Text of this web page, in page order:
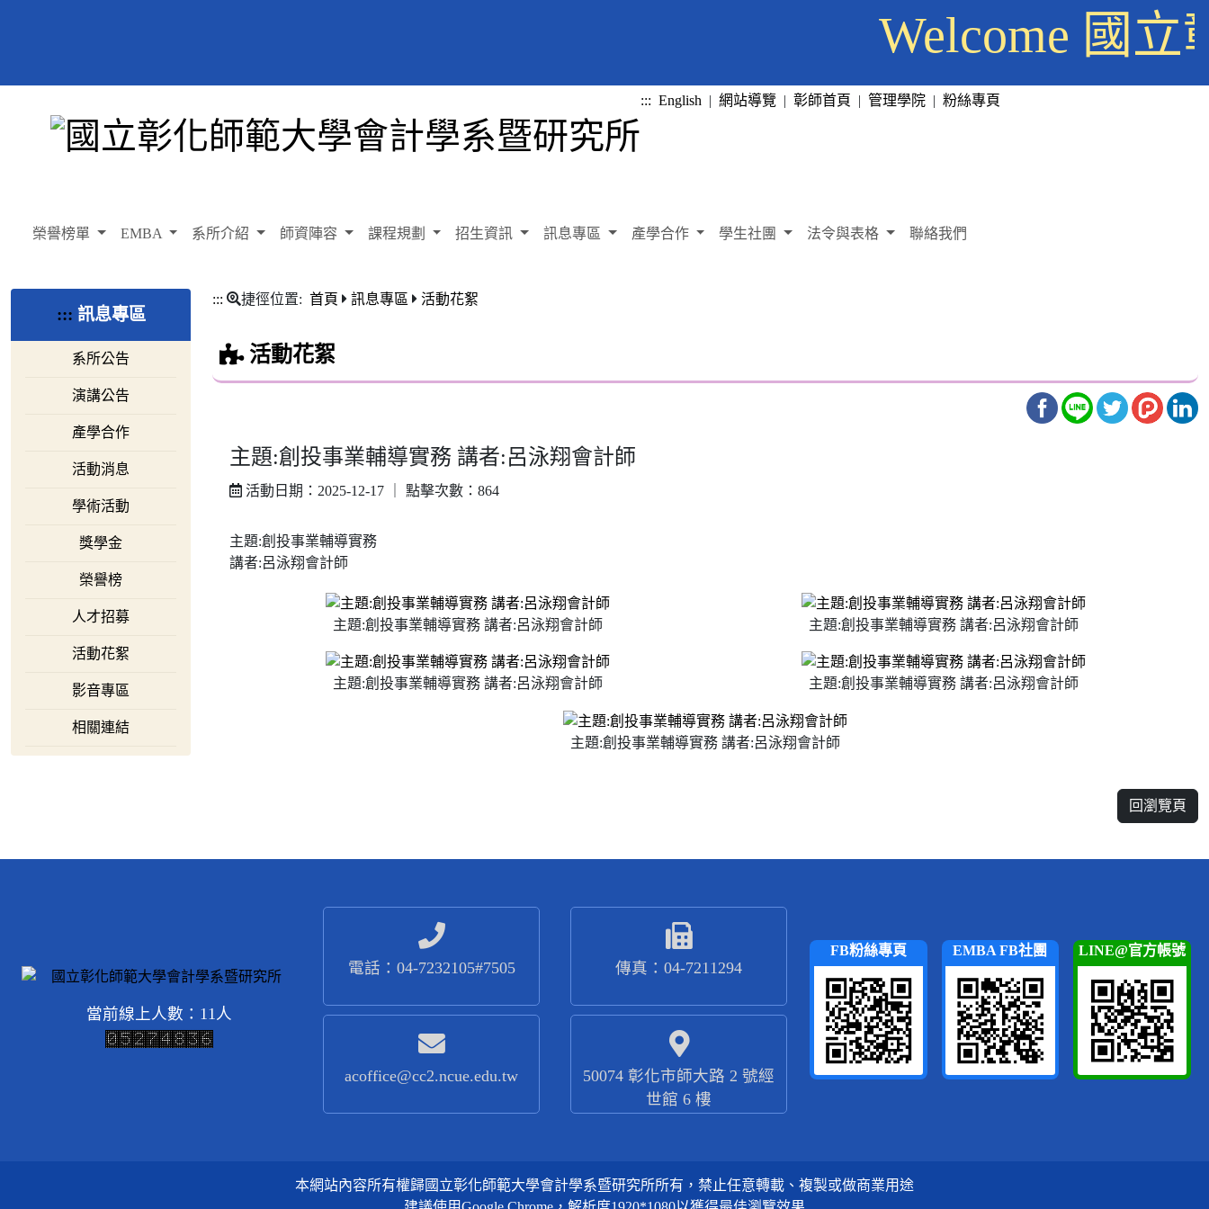
Welcome 國
::: English | 網站導覽 | 彰師首頁 | 管理學院 | 粉絲專頁
榮譽榜單 EMBA 系所介紹 師資陣容 課程規劃 招生資訊 訊息專區 產學合作 學生社團 法令與表格 聯絡我們
::: 訊息專區
系所公告
演講公告
產學合作
活動消息
學術活動
獎學金
榮譽榜
人才招募
活動花絮
影音專區
相關連結
::: 捷徑位置: 首頁 訊息專區 活動花絮
活動花絮
主題:創投事業輔導實務 講者:呂泳翔會計師
活動日期：2025-12-17 ｜ 點擊次數：864
主題:創投事業輔導實務
講者:呂泳翔會計師
主題:創投事業輔導實務 講者:呂泳翔會計師 主題:創投事業輔導實務 講者:呂泳翔會計師
主題:創投事業輔導實務 講者:呂泳翔會計師 主題:創投事業輔導實務 講者:呂泳翔會計師
主題:創投事業輔導實務 講者:呂泳翔會計師
回瀏覽頁
當前線上人數：11人
電話：04-7232105#7505 傳真：04-7211294
acoffice@cc2.ncue.edu.tw
50074 彰化市師大路 2 號經
世館 6 樓
FB粉絲專頁 EMBA FB社團 LINE@官方帳號
本網站內容所有權歸國立彰化師範大學會計學系暨研究所所有，禁止任意轉載、複製或做商業用途